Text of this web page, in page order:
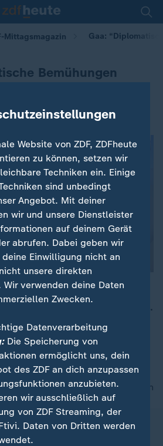
Mittagsmagazin Gaa:
Bemühungen
lehnt laut einem Bericht der
zweites Treffen mit den USA ab.
Korrespondentin Phoebe Gaa
Bates (USA).
nach oben
Website von ZDF, ZDFheute
zu können, setzen wir
Techniken ein. Einige
sind unbedingt
Angebot. Mit deiner
wir und unsere Dienstleister
auf deinem Gerät
abrufen. Dabei geben wir
Einwilligung nicht an
unsere direkten
verwenden deine Daten
Zwecken.
Datenverarbeitung
Die Speicherung von
ermöglicht uns, dein
des ZDF an dich anzupassen
anzubieten.
wir ausschließlich auf
von ZDF Streaming, der
Daten von Dritten werden